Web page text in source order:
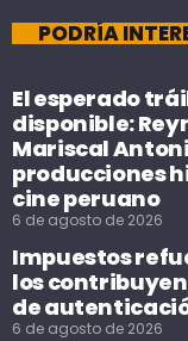
PODRÍA
El esperado
disponible:
Mariscal
producciones
cine peruano
6 de agosto de 2026
Impuestos
los
de
6 de agosto de 2026